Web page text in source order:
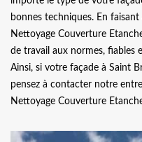
bonnes techniques. En
Nettoyage Couverture
de travail aux normes, fiables
Ainsi, si votre façade à Saint
pensez à contacter notre
Nettoyage Couverture